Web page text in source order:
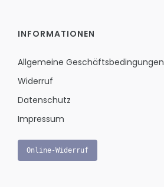
INFORMATIONEN
Allgemeine Geschäftsbedingungen
Widerruf
Datenschutz
Impressum
Online-Widerruf